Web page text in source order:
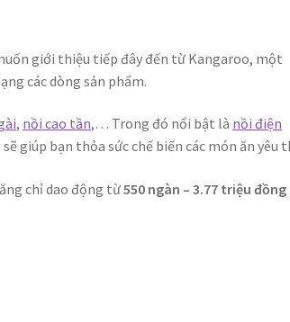
giới thiệu tiếp đây đến từ Kangaroo, một
các dòng sản phẩm.
, nồi cao tần,… Trong đó nổi bật là nồi điện
sẽ giúp bạn thỏa sức chế biến các món ăn yêu
chỉ dao động từ550 ngàn – 3.77 triệu đồng